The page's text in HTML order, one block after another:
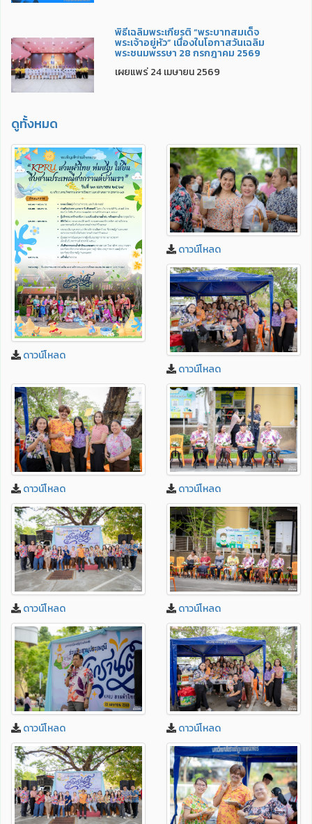
พิธีเฉลิมพระเกียรติ “พระบาทสมเด็จ
พระเจ้าอยู่หัว” เนื่องในโอกาสวันเฉลิม
พระชนมพรรษา 28 กรกฎาคม 2569
เผยแพร่ 24 เมษายน 2569
ดูทั้งหมด
ดาวน์โหลด
ดาวน์โหลด
ดาวน์โหลด
ดาวน์โหลด ดาวน์โหลด
ดาวน์โหลด ดาวน์โหลด
ดาวน์โหลด ดาวน์โหลด